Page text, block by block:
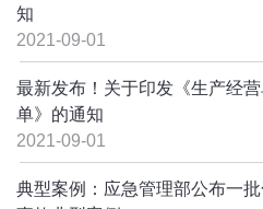
知
2021-09-01
最新发布！关于印发《生产经
单》的通知
2021-09-01
典型案例：应急管理部公布一